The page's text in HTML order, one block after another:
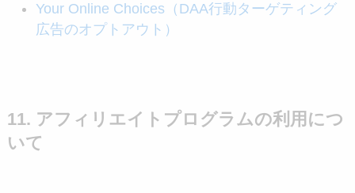
Your Online Choices（DAA行動ターゲティング
広告のオプトアウト）
11. アフィリエイトプログラムの利用につ
いて